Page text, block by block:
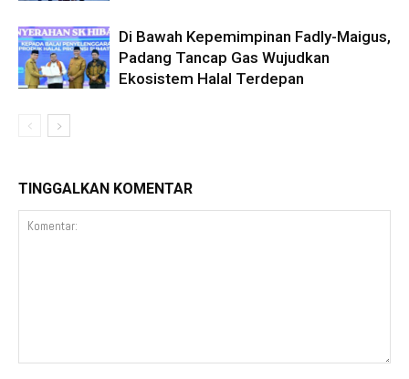
Di Bawah Kepemimpinan Fadly-Maigus,
Padang Tancap Gas Wujudkan
Ekosistem Halal Terdepan
TINGGALKAN KOMENTAR